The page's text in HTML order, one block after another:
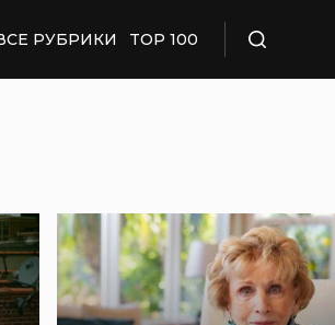
РУБРИКИ TOP 100